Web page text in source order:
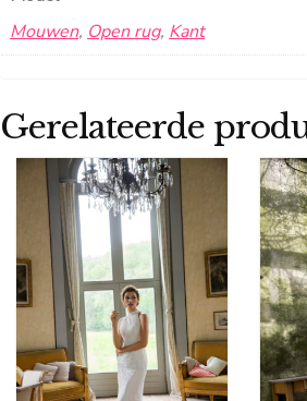
Mouwen, Open rug, Kant
Gerelateerde